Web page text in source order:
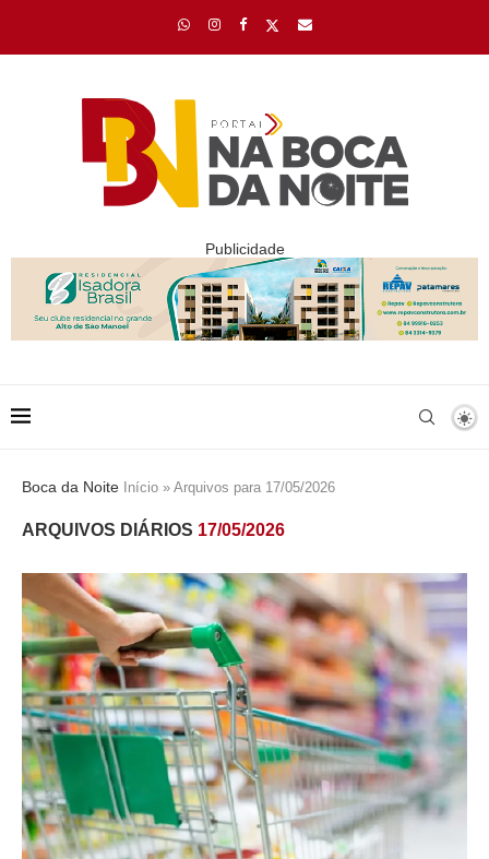
Publicidade
Boca da Noite Início » Arquivos para 17/05/2026
ARQUIVOS DIÁRIOS 17/05/2026